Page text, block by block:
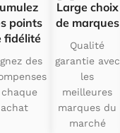
points
fidélité
des
chaque
achat
Large choix
de marques
Qualité
garantie avec
les
meilleures
marques du
marché